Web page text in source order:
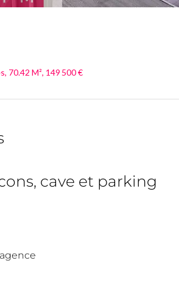
70.42 M², 149 500 €
cave et parking